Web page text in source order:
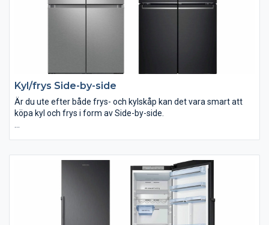
Kyl/frys Side-by-side
Är du ute efter både frys- och kylskåp kan det vara smart att
köpa kyl och frys i form av Side-by-side.